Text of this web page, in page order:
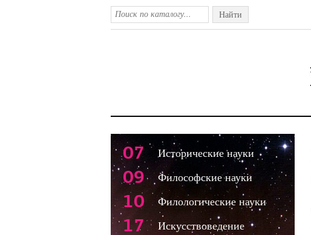
Найти
07 Исторические науки
09 Философские науки
10 Филологические науки
17 Искусствоведение